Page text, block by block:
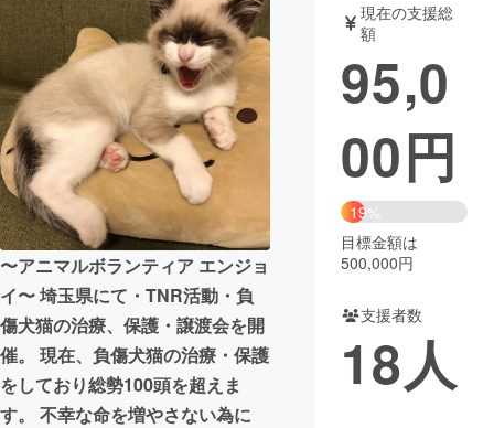
アート・写真
テクノロジー・ガジェット ゲーム・サ
映像・映画
ビジネス・起業 チャレンジ
まちづくり・地域活性化
CAMPFIRE for Social Good CAMPFIRE Creation
CAMPFIREふるさと納税
コミュニティ
〜アニマルボランティア エンジョ
イ〜 埼玉県にて・TNR活動・負
傷犬猫の治療、保護・譲渡会を開
催。 現在、負傷犬猫の治療・保護
をしており総勢100頭を超えま
す。 不幸な命を増やさない為に
現在の支援総
額
95,0
00円
19%
目標金額は
500,000円
支援者数
18人